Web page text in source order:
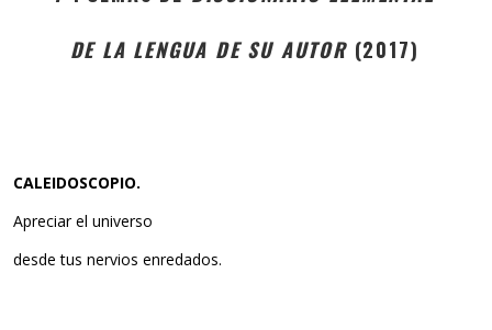
DE LA LENGUA DE SU AUTOR (2017)
CALEIDOSCOPIO.
Apreciar el universo
desde tus nervios enredados.